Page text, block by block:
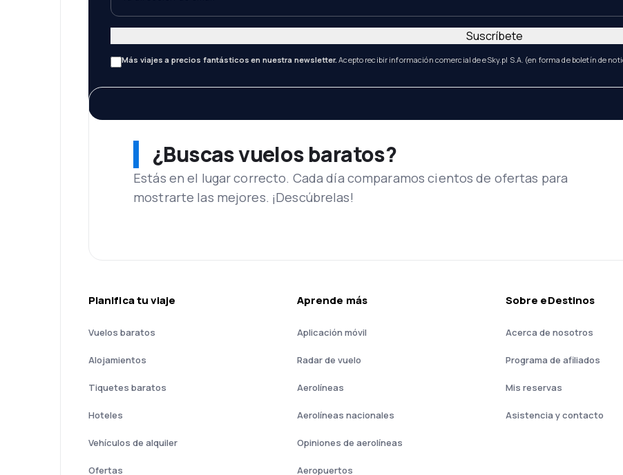
Más viajes a precios fantásticos en nuestra newsletter. Acepto recibir información comercial de eSky.pl S.A. (en forma de boletín de
Suscríbete
¿Buscas vuelos baratos?
Estás en el lugar correcto. Cada día comparamos cientos de ofertas para
mostrarte las mejores. ¡Descúbrelas!
Planifica tu viaje
Vuelos baratos
Alojamientos
Tiquetes baratos
Hoteles
Vehículos de alquiler
Ofertas
Aprende más
Aplicación móvil
Radar de vuelo
Aerolíneas
Aerolíneas nacionales
Opiniones de aerolíneas
Aeropuertos
Sobre eDestinos
Acerca de nosotros
Programa de afiliados
Mis reservas
Asistencia y contacto